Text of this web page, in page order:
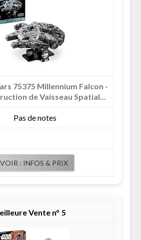
75375 Millennium Falcon -
de Vaisseau Spatial...
Pas de notes
VOIR : INFOS & PRIX
5